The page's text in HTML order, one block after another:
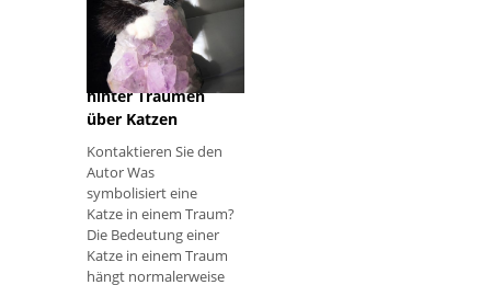
Die Bedeutung
hinter Träumen
über Katzen
Kontaktieren Sie den
Autor Was
symbolisiert eine
Katze in einem Traum?
Die Bedeutung einer
Katze in einem Traum
hängt normalerweise